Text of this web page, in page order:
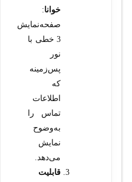
خوانا:
صفحه‌نمایش
3 خطی با
نور
پس‌زمینه
که
اطلاعات
تماس را
به‌وضوح
نمایش
می‌دهد.
قابلیت